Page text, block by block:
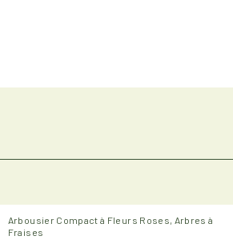
Arbousier Compact à Fleurs Roses, Arbres à
Fraises